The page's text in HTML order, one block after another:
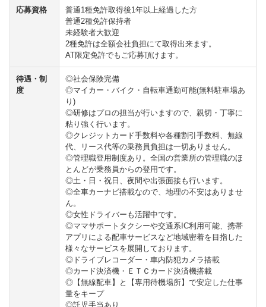
応募資格
普通1種免許取得後1年以上経過した方
普通2種免許保持者
未経験者大歓迎
2種免許は全額会社負担にて取得出来ます。
AT限定免許でもご応募頂けます。
待遇・制
度
◎社会保険完備
◎マイカー・バイク・自転車通勤可能(無料駐車場あ
り)
◎研修はプロの担当が行いますので、親切・丁寧に
粘り強く行います。
◎クレジットカード手数料や各種割引手数料、無線
代、リース代等の乗務員負担は一切ありません。
◎管理職登用制度あり。全国の営業所の管理職のほ
とんどが乗務員からの登用です。
◎土・日・祝日、夜間や出張面接も行います。
◎全車カーナビ搭載なので、地理の不安はありませ
ん。
◎女性ドライバーも活躍中です。
◎ママサポートタクシーや交通系IC利用可能、携帯
アプリによる配車サービスなど地域密着を目指した
様々なサービスを展開しております。
◎ドライブレコーダー・車内防犯カメラ搭載
◎カード決済機・ＥＴＣカード決済機搭載
◎【無線配車】と【専用待機場所】で安定した仕事
量をキープ
◎託児手当あり